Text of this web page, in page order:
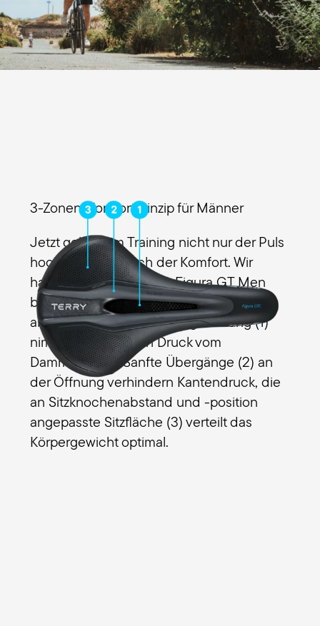
3-Zonen-Komfortprinzip für Männer
Jetzt geht beim Training nicht nur der Puls
hoch, sondern auch der Komfort. Wir
haben die 3 Zonen des Figura GT Men
bestmöglich auf deinen Fitnessanspruch
abgestimmt. DieEntlastungsöffnung (1)
nimmt Männern den Druck vom
Dammbereich. Sanfte Übergänge (2) an
der Öffnung verhindern Kantendruck, die
an Sitzknochenabstand und -position
angepasste Sitzfläche (3)verteilt das
Körpergewicht optimal.